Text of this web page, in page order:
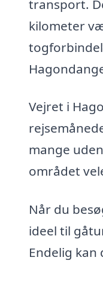
transport.
kilometer
Vejret i
mange
området
Når du
ideel til
Endelig